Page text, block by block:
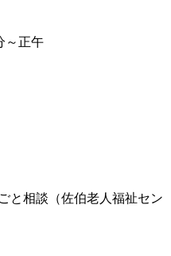
～正午
と相談（佐伯老人福祉セン